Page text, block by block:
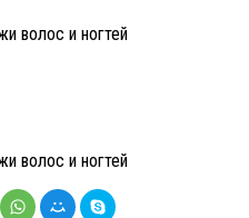
волос и ногтей
волос и ногтей